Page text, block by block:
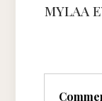
MYLAA